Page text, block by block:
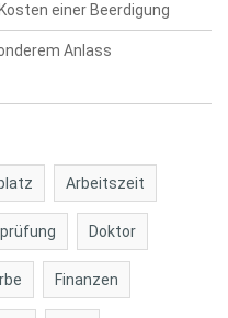
einer Beerdigung
Anlass
Arbeitszeit
Doktor
Finanzen